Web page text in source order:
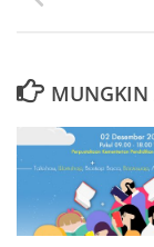
MUNGKIN